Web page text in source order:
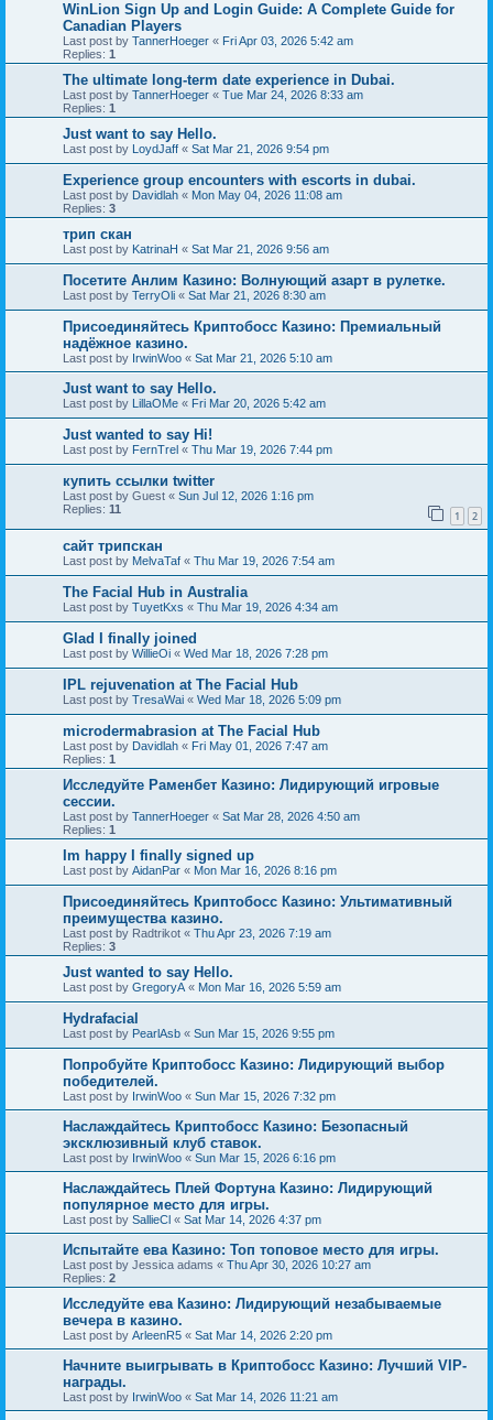
WinLion Sign Up and Login Guide: A Complete Guide for
Canadian Players
Last post by TannerHoeger « Fri Apr 03, 2026 5:42 am
Replies: 1
The ultimate long-term date experience in Dubai.
Last post by TannerHoeger « Tue Mar 24, 2026 8:33 am
Replies: 1
Just want to say Hello.
Last post by LoydJaff « Sat Mar 21, 2026 9:54 pm
Experience group encounters with escorts in dubai.
Last post by Davidlah « Mon May 04, 2026 11:08 am
Replies: 3
трип скан
Last post by KatrinaH « Sat Mar 21, 2026 9:56 am
Посетите Анлим Казино: Волнующий азарт в рулетке.
Last post by TerryOli « Sat Mar 21, 2026 8:30 am
Присоединяйтесь Криптобосс Казино: Премиальный
надёжное казино.
Last post by IrwinWoo « Sat Mar 21, 2026 5:10 am
Just want to say Hello.
Last post by LillaOMe « Fri Mar 20, 2026 5:42 am
Just wanted to say Hi!
Last post by FernTrel « Thu Mar 19, 2026 7:44 pm
купить ссылки twitter
Last post by Guest « Sun Jul 12, 2026 1:16 pm
Replies: 11 1 2
сайт трипскан
Last post by MelvaTaf « Thu Mar 19, 2026 7:54 am
The Facial Hub in Australia
Last post by TuyetKxs « Thu Mar 19, 2026 4:34 am
Glad I finally joined
Last post by WillieOi « Wed Mar 18, 2026 7:28 pm
IPL rejuvenation at The Facial Hub
Last post by TresaWai « Wed Mar 18, 2026 5:09 pm
microdermabrasion at The Facial Hub
Last post by Davidlah « Fri May 01, 2026 7:47 am
Replies: 1
Исследуйте Раменбет Казино: Лидирующий игровые
сессии.
Last post by TannerHoeger « Sat Mar 28, 2026 4:50 am
Replies: 1
Im happy I finally signed up
Last post by AidanPar « Mon Mar 16, 2026 8:16 pm
Присоединяйтесь Криптобосс Казино: Ультимативный
преимущества казино.
Last post by Radtrikot « Thu Apr 23, 2026 7:19 am
Replies: 3
Just wanted to say Hello.
Last post by GregoryA « Mon Mar 16, 2026 5:59 am
Hydrafacial
Last post by PearlAsb « Sun Mar 15, 2026 9:55 pm
Попробуйте Криптобосс Казино: Лидирующий выбор
победителей.
Last post by IrwinWoo « Sun Mar 15, 2026 7:32 pm
Наслаждайтесь Криптобосс Казино: Безопасный
эксклюзивный клуб ставок.
Last post by IrwinWoo « Sun Mar 15, 2026 6:16 pm
Наслаждайтесь Плей Фортуна Казино: Лидирующий
популярное место для игры.
Last post by SallieCl « Sat Mar 14, 2026 4:37 pm
Испытайте ева Казино: Топ топовое место для игры.
Last post by Jessica adams « Thu Apr 30, 2026 10:27 am
Replies: 2
Исследуйте ева Казино: Лидирующий незабываемые
вечера в казино.
Last post by ArleenR5 « Sat Mar 14, 2026 2:20 pm
Начните выигрывать в Криптобосс Казино: Лучший VIP-
награды.
Last post by IrwinWoo « Sat Mar 14, 2026 11:21 am